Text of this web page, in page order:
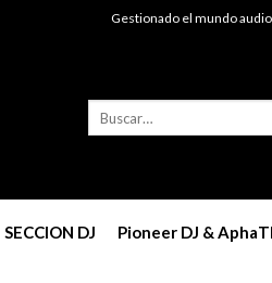
Gestionado el mundo
SECCION DJ Pioneer DJ &